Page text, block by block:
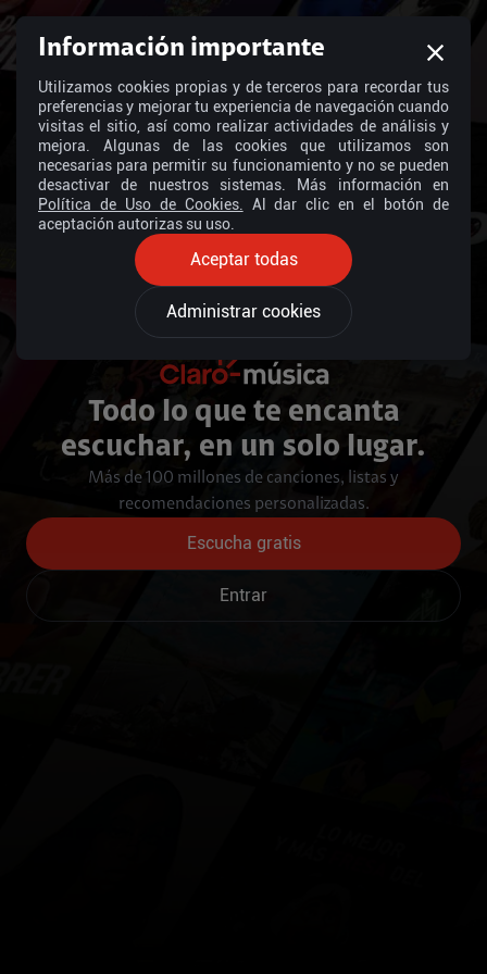
Todo lo que te encanta
escuchar, en un solo lugar.
Más de 100 millones de canciones, listas y
recomendaciones personalizadas.
Escucha gratis
Entrar
Información importante
Utilizamos cookies propias y de terceros para recordar tus
preferencias y mejorar tu experiencia de navegación cuando
visitas el sitio, así como realizar actividades de análisis y
mejora. Algunas de las cookies que utilizamos son
necesarias para permitir su funcionamiento y no se pueden
desactivar de nuestros sistemas. Más información en
Política de Uso de Cookies.
Al dar clic en el botón de
aceptación autorizas su uso.
Aceptar todas
Administrar cookies